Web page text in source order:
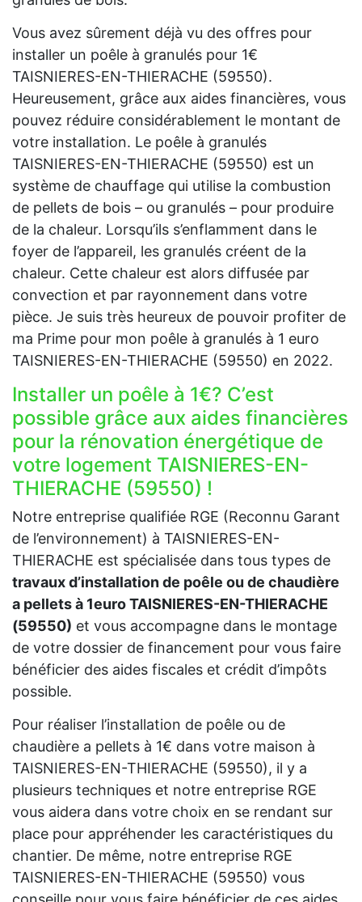
Vous avez sûrement déjà vu des offres pour
installer un poêle à granulés pour 1€
TAISNIERES-EN-THIERACHE (59550).
Heureusement, grâce aux aides financières, vous
pouvez réduire considérablement le montant de
votre installation. Le poêle à granulés
TAISNIERES-EN-THIERACHE (59550) est un
système de chauffage qui utilise la combustion
de pellets de bois – ou granulés – pour produire
de la chaleur. Lorsqu’ils s’enflamment dans le
foyer de l’appareil, les granulés créent de la
chaleur. Cette chaleur est alors diffusée par
convection et par rayonnement dans votre
pièce. Je suis très heureux de pouvoir profiter de
ma Prime pour mon poêle à granulés à 1 euro
TAISNIERES-EN-THIERACHE (59550) en 2022.
Installer un poêle à 1€? C’est
possible grâce aux aides financières
pour la rénovation énergétique de
votre logement TAISNIERES-EN-
THIERACHE (59550) !
Notre entreprise qualifiée RGE (Reconnu Garant
de l’environnement) à TAISNIERES-EN-
THIERACHE est spécialisée dans tous types de
travaux d’installation de poêle ou de chaudière
a pellets à 1euro TAISNIERES-EN-THIERACHE
(59550) et vous accompagne dans le montage
de votre dossier de financement pour vous faire
bénéficier des aides fiscales et crédit d’impôts
possible.
Pour réaliser l’installation de poêle ou de
chaudière a pellets à 1€ dans votre maison à
TAISNIERES-EN-THIERACHE (59550), il y a
plusieurs techniques et notre entreprise RGE
vous aidera dans votre choix en se rendant sur
place pour appréhender les caractéristiques du
chantier. De même, notre entreprise RGE
TAISNIERES-EN-THIERACHE (59550) vous